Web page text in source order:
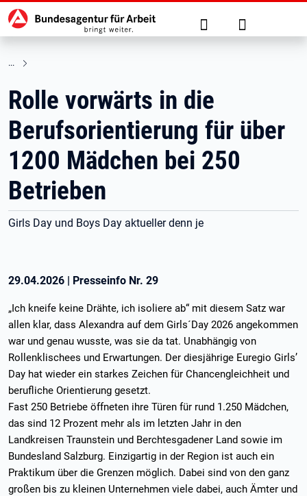
zu den Hauptinhalten springen
Hauptnavigation Suche Anmelden
Rolle vorwärts in die
Berufsorientierung für über
1200 Mädchen bei 250
Betrieben
Girls Day und Boys Day aktueller denn je
29.04.2026 | Presseinfo Nr. 29
„Ich kneife keine Drähte, ich isoliere ab“ mit diesem Satz war
allen klar, dass Alexandra auf dem Girls´Day 2026 angekommen
war und genau wusste, was sie da tat. Unabhängig von
Rollenklischees und Erwartungen. Der diesjährige Euregio Girls’
Day hat wieder ein starkes Zeichen für Chancengleichheit und
berufliche Orientierung gesetzt.
Fast 250 Betriebe öffneten ihre Türen für rund 1.250 Mädchen,
das sind 12 Prozent mehr als im letzten Jahr in den
Landkreisen Traunstein und Berchtesgadener Land sowie im
Bundesland Salzburg. Einzigartig in der Region ist auch ein
Praktikum über die Grenzen möglich. Dabei sind von den ganz
großen bis zu kleinen Unternehmen viele dabei, auch Ämter und